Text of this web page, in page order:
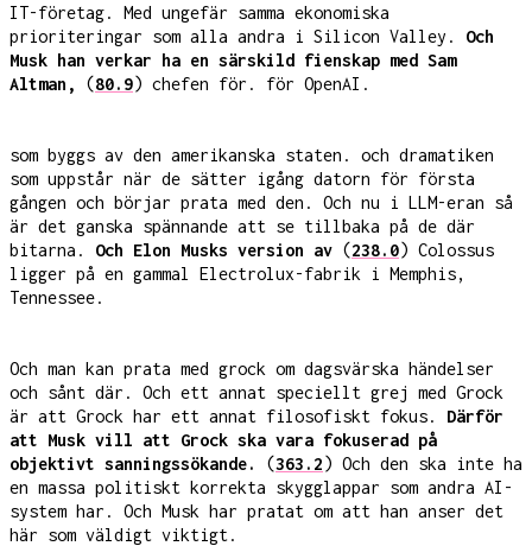
IT-företag. Med ungefär samma ekonomiska
prioriteringar som alla andra i Silicon Valley. Och
Musk han verkar ha en särskild fienskap med Sam
Altman,
(80.9) chefen för. för OpenAI.
som byggs av den amerikanska staten. och dramatiken
som uppstår när de sätter igång datorn för första
gången och börjar prata med den. Och nu i LLM-eran så
är det ganska spännande att se tillbaka på de där
bitarna. Och Elon Musks version av (238.0) Colossus
ligger på en gammal Electrolux-fabrik i Memphis,
Tennessee.
Och man kan prata med grock om dagsvärska händelser
och sånt där. Och ett annat speciellt grej med Grock
är att Grock har ett annat filosofiskt fokus. Därför
att Musk vill att Grock ska vara fokuserad på
objektivt sanningssökande.
(363.2) Och den ska inte ha
en massa politiskt korrekta skygglappar som andra AI-
system har. Och Musk har pratat om att han anser det
här som väldigt viktigt.